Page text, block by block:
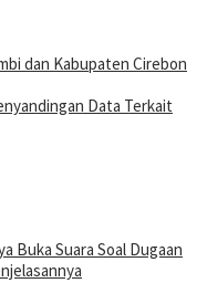
dan Kabupaten Cirebon
Data Terkait
Buka Suara Soal Dugaan